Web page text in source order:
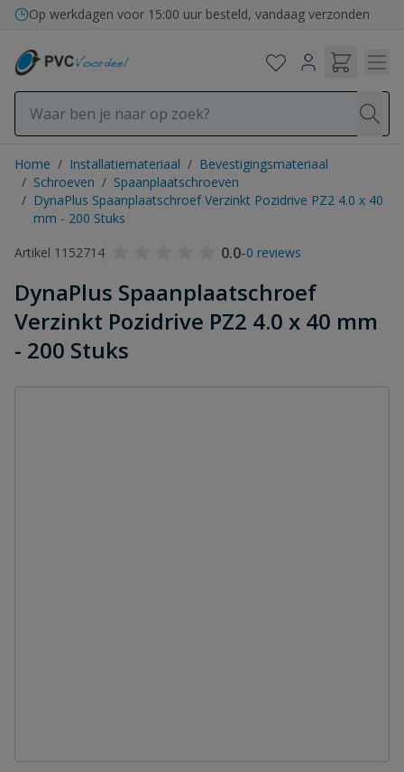
Ga naar de inhoud
Op werkdagen voor 15:00 uur besteld, vandaag verzonden
Home / Installatiemateriaal / Bevestigingsmateriaal
/ Schroeven / Spaanplaatschroeven
/ DynaPlus Spaanplaatschroef Verzinkt Pozidrive PZ2 4.0 x 40
mm - 200 Stuks
Artikel 1152714
0.0-0 reviews
DynaPlus Spaanplaatschroef
Verzinkt Pozidrive PZ2 4.0 x 40 mm
- 200 Stuks